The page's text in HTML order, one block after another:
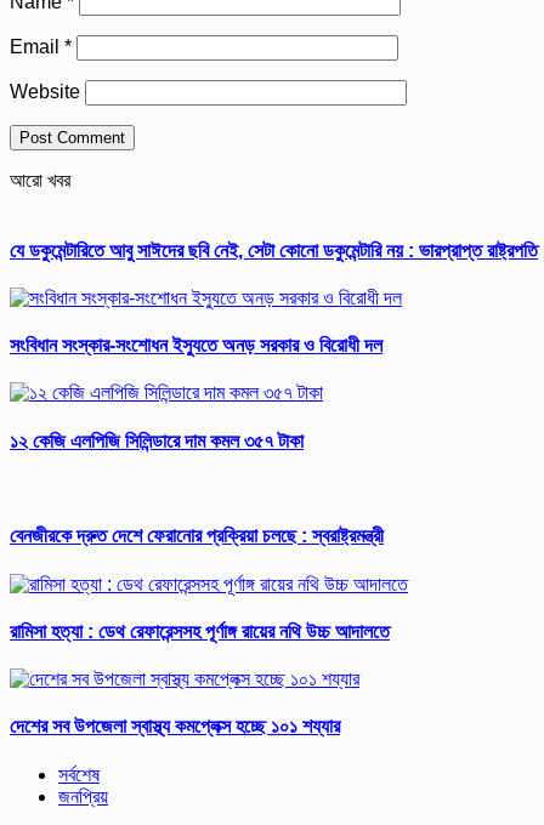
Email *
Website
আরো খবর
যে ডকুমেন্টারিতে আবু সাঈদের ছবি নেই, সেটা কোনো ডকুমেন্টারি নয় : ভারপ্রাপ্ত রাষ্ট্রপতি
সংবিধান সংস্কার-সংশোধন ইস্যুতে অনড় সরকার ও বিরোধী দল
১২ কেজি এলপিজি সিলিন্ডারে দাম কমল ৩৫৭ টাকা
বেনজীরকে দ্রুত দেশে ফেরানোর প্রক্রিয়া চলছে : স্বরাষ্ট্রমন্ত্রী
রামিসা হত্যা : ডেথ রেফারেন্সসহ পূর্ণাঙ্গ রায়ের নথি উচ্চ আদালতে
দেশের সব উপজেলা স্বাস্থ্য কমপ্লেক্স হচ্ছে ১০১ শয্যার
সর্বশেষ
জনপ্রিয়